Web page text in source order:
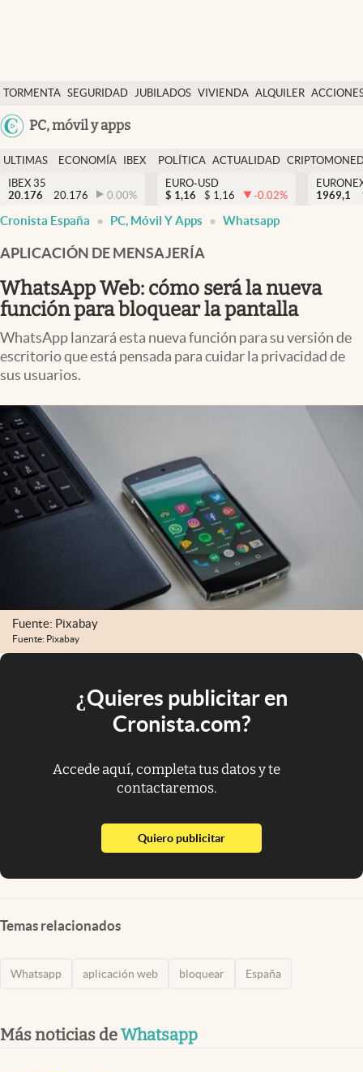
TORMENTA SEGURIDAD JUBILADOS VIVIENDA ALQUILER
USA
PC, móvil y apps
Economía y finanzas
Política
Actualidad
Criptomonedas
España
ULTIMAS
NOTICIAS
ECONOMÍA
FINANZAS
IBEX
EURO
POLÍTICA ACTUALIDAD
IBEX 35
20.176
20.176 0.00%
EURO-USD
$ 1,16 $ 1,16 -0.02%
1969,1
Cronista España PC, Móvil Y Apps Whatsapp
APLICACIÓN DE MENSAJERÍA
WhatsApp Web: cómo será la nueva
función para bloquear la pantalla
WhatsApp lanzará esta nueva función para su versión de
escritorio que está pensada para cuidar la privacidad de
sus usuarios.
Fuente: Pixabay
Fuente: Pixabay
¿Quieres publicitar en
Cronista.com?
Accede aquí, completa tus datos y te
contactaremos.
Quiero publicitarabre en nueva pestaña
Temas relacionados
Whatsapp aplicación web bloquear España
Más noticias deWhatsapp